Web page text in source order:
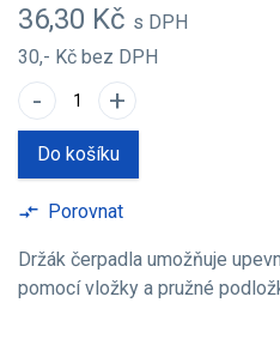
36,30 Kč s DPH
30,- Kč bez DPH
- +
Do košíku
compare_arrows Porovnat
Držák čerpadla umožňuje
pomocí vložky a pružné